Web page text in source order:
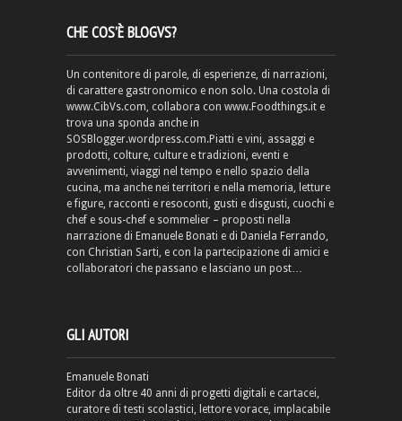
CHE COS’È BLOGVS?
Un contenitore di parole, di esperienze, di narrazioni,
di carattere gastronomico e non solo. Una costola di
www.CibVs.com, collabora con www.Foodthings.it e
trova una sponda anche in
SOSBlogger.wordpress.com.Piatti e vini, assaggi e
prodotti, colture, culture e tradizioni, eventi e
avvenimenti, viaggi nel tempo e nello spazio della
cucina, ma anche nei territori e nella memoria, letture
e figure, racconti e resoconti, gusti e disgusti, cuochi e
chef e sous-chef e sommelier – proposti nella
narrazione di Emanuele Bonati e di Daniela Ferrando,
con Christian Sarti, e con la partecipazione di amici e
collaboratori che passano e lasciano un post…
GLI AUTORI
Emanuele Bonati
Editor da oltre 40 anni di progetti digitali e cartacei,
curatore di testi scolastici, lettore vorace, implacabile